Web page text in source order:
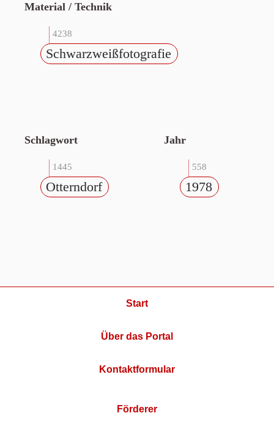
Material / Technik
4238
Schwarzweißfotografie
Schlagwort
1445
Otterndorf
Jahr
558
1978
Start
Über das Portal
Kontaktformular
Förderer